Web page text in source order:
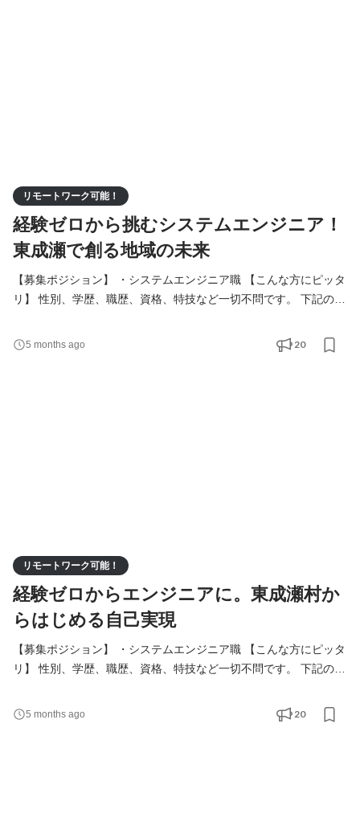
リモートワーク可能！
経験ゼロから挑むシステムエンジニア！
東成瀬で創る地域の未来
【募集ポジション】 ・システムエンジニア職 【こんな方にピッタ
リ】 性別、学歴、職歴、資格、特技など一切不問です。 下記のよ
ある方 ・変化を楽しめる方 ・安定基盤のある公的企業で長く就労
したい方 ・地域社会の役に立ちたい方 ・環境やエネルギー問題に
5 months ago 20
リモートワーク可能！
経験ゼロからエンジニアに。東成瀬村か
らはじめる自己実現
【募集ポジション】 ・システムエンジニア職 【こんな方にピッタ
リ】 性別、学歴、職歴、資格、特技など一切不問です。 下記のよ
ある方 ・変化を楽しめる方 ・安定基盤のある公的企業で長く就労
したい方 ・地域社会の役に立ちたい方 ・環境やエネルギー問題に
5 months ago 20